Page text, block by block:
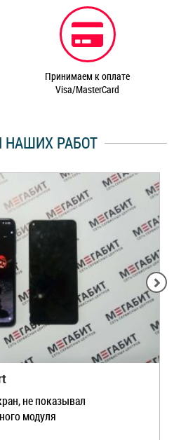
Принимаем к оплате
Visa/MasterCard
РАБОТ
не показывал
модуля